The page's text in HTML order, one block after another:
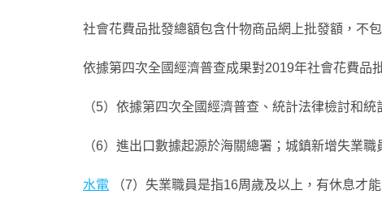
社會花費品批發總額包含什物商品網上批發額，不
依據第四次全國經濟普查成果對2019年社會花費品
（5）依據第四次全國經濟普查、統計法律檢討和
（6）進出口數據起源於海關總署；城鎮新增失業職
水電 （7）失業職員是指16周歲及以上，有休息才